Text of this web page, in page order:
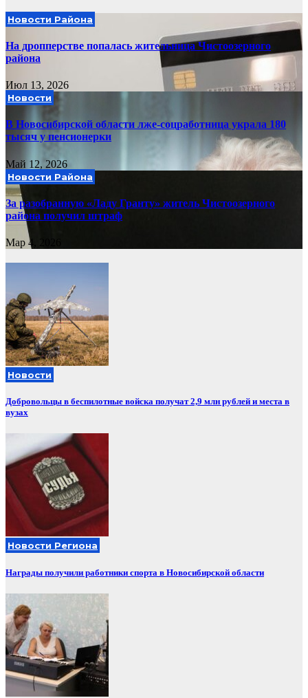
Новости Района
На дропперстве попалась жительница Чистоозерного
района
Июл 13, 2026
Новости
В Новосибирской области лже-соцработница украла 180
тысяч у пенсионерки
Май 12, 2026
Новости Района
За разобранную «Ладу Гранту» житель Чистоозерного
района получил штраф
Мар 4, 2026
Новости
Добровольцы в беспилотные войска получат 2,9 млн рублей и места в
вузах
Новости Региона
Награды получили работники спорта в Новосибирской области